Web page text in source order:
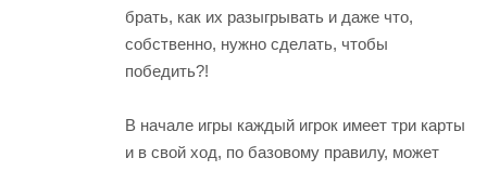
брать, как их разыгрывать и даже что,
собственно, нужно сделать, чтобы
победить?!
В начале игры каждый игрок имеет три карты
и в свой ход, по базовому правилу, может